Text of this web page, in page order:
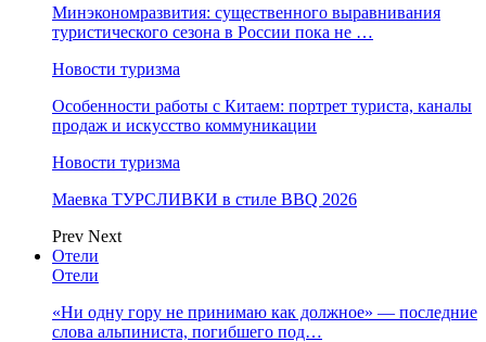
Минэкономразвития: существенного выравнивания
туристического сезона в России пока не …
Новости туризма
Особенности работы с Китаем: портрет туриста, каналы
продаж и искусство коммуникации
Новости туризма
Маевка ТУРСЛИВКИ в стиле BBQ 2026
Prev Next
Отели
Отели
«Ни одну гору не принимаю как должное» — последние
слова альпиниста, погибшего под…